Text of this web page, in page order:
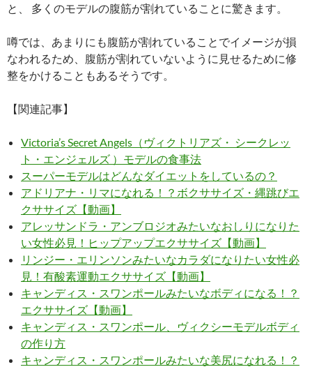
と、 多くのモデルの腹筋が割れていることに驚きます。
噂では、あまりにも腹筋が割れていることでイメージが損
なわれるため、腹筋が割れていないように見せるために修
整をかけることもあるそうです。
【関連記事】
Victoria’s Secret Angels（ヴィクトリアズ・ シークレッ
ト・エンジェルズ ）モデルの食事法
スーパーモデルはどんなダイエットをしているの？
アドリアナ・リマになれる！？ボクササイズ・縄跳びエ
クササイズ【動画】
アレッサンドラ・アンブロジオみたいなおしりになりた
い女性必見！ヒップアップエクササイズ【動画】
リンジー・エリンソンみたいなカラダになりたい女性必
見！有酸素運動エクササイズ【動画】
キャンディス・スワンポールみたいなボディになる！？
エクササイズ【動画】
キャンディス・スワンポール、ヴィクシーモデルボディ
の作り方
キャンディス・スワンポールみたいな美尻になれる！？